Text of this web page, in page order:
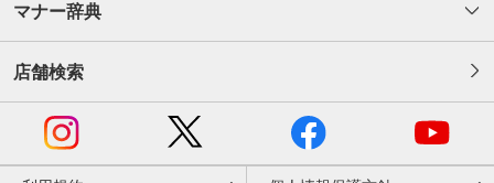
マナー辞典
店舗検索